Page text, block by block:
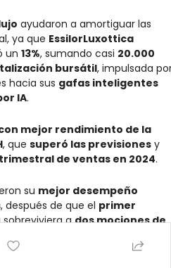
ayudaron a amortiguar las
ya que EssilorLuxottica
un 13%, sumando casi 20.000
bursátil, impulsada
hacia sus gafas inteligentes
IA.
mejor rendimiento de la
, que superó las previsiones y
de ventas en 2024.
su mejor desempeño
, después de que el primer
sobreviviera a dos mociones de
facilitar la
aprobación de